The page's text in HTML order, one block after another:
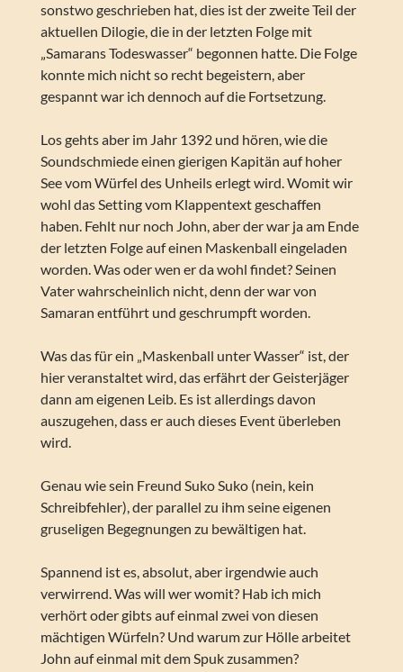
sonstwo geschrieben hat, dies ist der zweite Teil der
aktuellen Dilogie, die in der letzten Folge mit
„Samarans Todeswasser“ begonnen hatte. Die Folge
konnte mich nicht so recht begeistern, aber
gespannt war ich dennoch auf die Fortsetzung.
Los gehts aber im Jahr 1392 und hören, wie die
Soundschmiede einen gierigen Kapitän auf hoher
See vom Würfel des Unheils erlegt wird. Womit wir
wohl das Setting vom Klappentext geschaffen
haben. Fehlt nur noch John, aber der war ja am Ende
der letzten Folge auf einen Maskenball eingeladen
worden. Was oder wen er da wohl findet? Seinen
Vater wahrscheinlich nicht, denn der war von
Samaran entführt und geschrumpft worden.
Was das für ein „Maskenball unter Wasser“ ist, der
hier veranstaltet wird, das erfährt der Geisterjäger
dann am eigenen Leib. Es ist allerdings davon
auszugehen, dass er auch dieses Event überleben
wird.
Genau wie sein Freund Suko Suko (nein, kein
Schreibfehler), der parallel zu ihm seine eigenen
gruseligen Begegnungen zu bewältigen hat.
Spannend ist es, absolut, aber irgendwie auch
verwirrend. Was will wer womit? Hab ich mich
verhört oder gibts auf einmal zwei von diesen
mächtigen Würfeln? Und warum zur Hölle arbeitet
John auf einmal mit dem Spuk zusammen?